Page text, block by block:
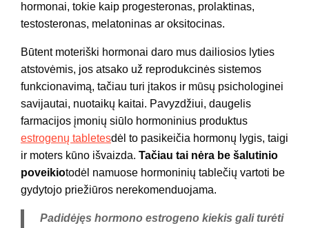
hormonai, tokie kaip progesteronas, prolaktinas,
testosteronas, melatoninas ar oksitocinas.
Būtent moteriški hormonai daro mus dailiosios lyties
atstovėmis, jos atsako už reprodukcinės sistemos
funkcionavimą, tačiau turi įtakos ir mūsų psichologinei
savijautai, nuotaikų kaitai. Pavyzdžiui, daugelis
farmacijos įmonių siūlo hormoninius produktus
estrogenų tabletesdėl to pasikeičia hormonų lygis, taigi
ir moters kūno išvaizda. Tačiau tai nėra be šalutinio
poveikiotodėl namuose hormoninių tablečių vartoti be
gydytojo priežiūros nerekomenduojama.
Padidėjęs hormono estrogeno kiekis gali turėti